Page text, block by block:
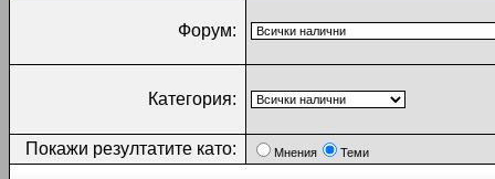
Форум:
Категория:
Покажи резултатите като: Мнения Теми